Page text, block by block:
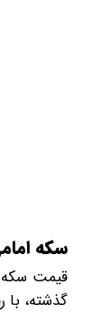
سکه
قیمت سکه
گذشته، با رقم ۱۷۶ میلیون و ۵۰۰ هزار تومان توسط اتحادیه طلا و